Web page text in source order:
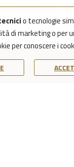
o tecnologie
di marketing o per
per conoscere i
esumazioni